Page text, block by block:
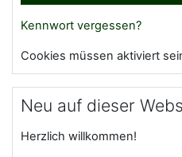
Kennwort vergessen?
Cookies müssen aktiviert
Neu auf dieser
Herzlich willkommen!